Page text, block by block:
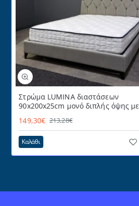
Στρώμα LUMINA διαστάσεων
90x200x25cm μονό διπλής όψης με
149,30€ 213,28€
Καλάθι